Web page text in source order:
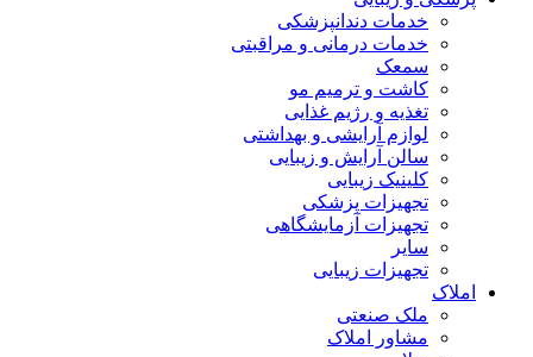
خدمات دندانپزشکی
خدمات درمانی و مراقبتی
سمعک
کاشت و ترمیم مو
تغذیه و رژیم غذایی
لوازم آرایشی و بهداشتی
سالن آرایش و زیبایی
کلینیک زیبایی
تجهیزات پزشکی
تجهیزات آزمایشگاهی
سایر
تجهیزات زیبایی
املاک
ملک صنعتی
مشاور املاک